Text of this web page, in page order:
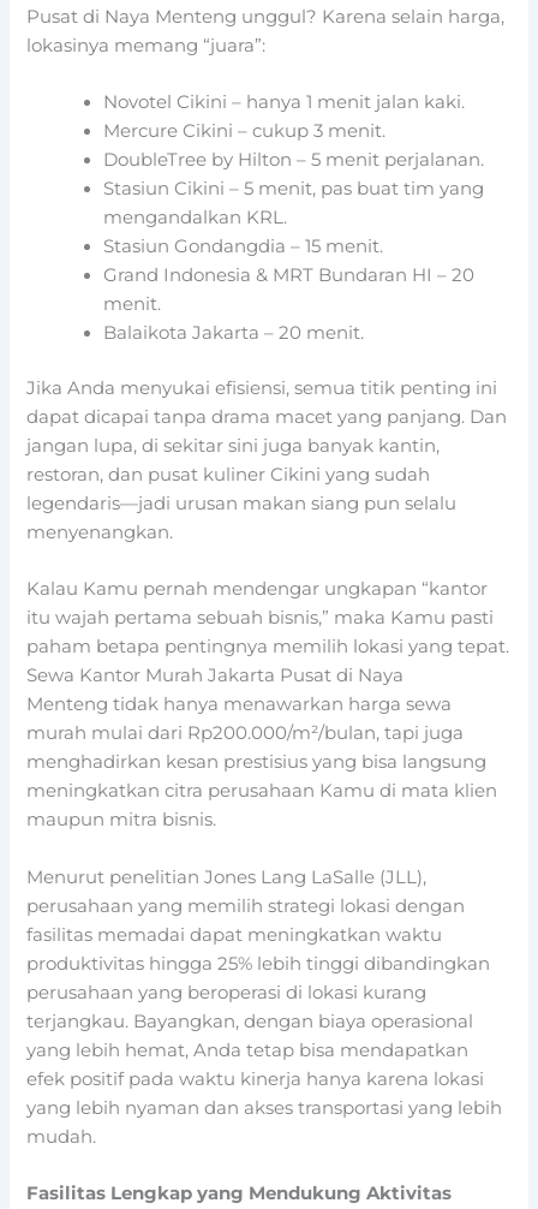
Pusat di Naya Menteng unggul? Karena selain harga,
lokasinya memang “juara”:
Novotel Cikini – hanya 1 menit jalan kaki.
Mercure Cikini – cukup 3 menit.
DoubleTree by Hilton – 5 menit perjalanan.
Stasiun Cikini – 5 menit, pas buat tim yang
mengandalkan KRL.
Stasiun Gondangdia – 15 menit.
Grand Indonesia & MRT Bundaran HI – 20
menit.
Balaikota Jakarta – 20 menit.
Jika Anda menyukai efisiensi, semua titik penting ini
dapat dicapai tanpa drama macet yang panjang. Dan
jangan lupa, di sekitar sini juga banyak kantin,
restoran, dan pusat kuliner Cikini yang sudah
legendaris—jadi urusan makan siang pun selalu
menyenangkan.
Kalau Kamu pernah mendengar ungkapan “kantor
itu wajah pertama sebuah bisnis,” maka Kamu pasti
paham betapa pentingnya memilih lokasi yang tepat.
Sewa Kantor Murah Jakarta Pusat di Naya
Menteng tidak hanya menawarkan harga sewa
murah mulai dari Rp200.000/m²/bulan, tapi juga
menghadirkan kesan prestisius yang bisa langsung
meningkatkan citra perusahaan Kamu di mata klien
maupun mitra bisnis.
Menurut penelitian Jones Lang LaSalle (JLL),
perusahaan yang memilih strategi lokasi dengan
fasilitas memadai dapat meningkatkan waktu
produktivitas hingga25% lebih tinggi dibandingkan
perusahaan yang beroperasi di lokasi kurang
terjangkau. Bayangkan, dengan biaya operasional
yang lebih hemat, Anda tetap bisa mendapatkan
efek positif pada waktu kinerja hanya karena lokasi
yang lebih nyaman dan akses transportasi yang lebih
mudah.
Fasilitas Lengkap yang Mendukung Aktivitas